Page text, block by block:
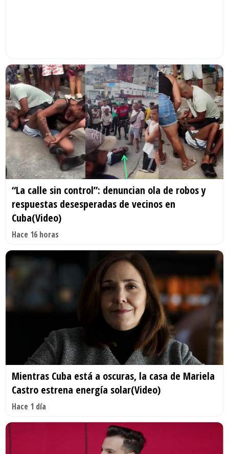
“La calle sin control”: denuncian ola de robos y
respuestas desesperadas de vecinos en
Cuba(Video)
Hace 16 horas
Mientras Cuba está a oscuras, la casa de Mariela
Castro estrena energía solar(Video)
Hace 1 día